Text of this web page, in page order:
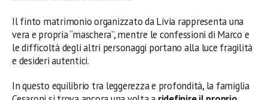
Il finto matrimonio organizzato da Livia rappresenta una
vera e propria “maschera”, mentre le confessioni di Marco e
le difficoltà degli altri personaggi portano alla luce fragilità
e desideri autentici.
In questo equilibrio tra leggerezza e profondità, la famiglia